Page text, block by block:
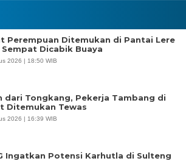
Perempuan Ditemukan di Pantai Lere
Sempat Dicabik Buaya
2026 | 18:50 WIB
dari Tongkang, Pekerja Tambang di
Ditemukan Tewas
2026 | 16:39 WIB
Ingatkan Potensi Karhutla di Sulteng